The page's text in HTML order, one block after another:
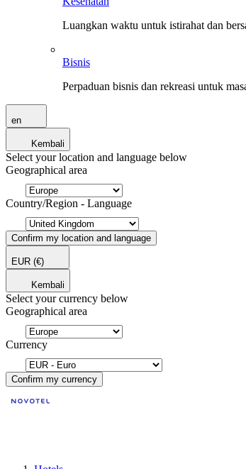
Luangkan waktu untuk istirahat dan
Bisnis
Perpaduan bisnis dan rekreasi untuk
en
Kembali
Select your location and language below
Geographical area
Country/Region - Language
Confirm my location and language
EUR (€)
Kembali
Select your currency below
Geographical area
Currency
Confirm my currency